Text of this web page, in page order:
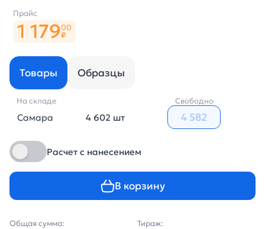
Прайс
1 17900
₽
Товары Образцы
На складе
Самара 4 602 шт
Свободно
Расчет с нанесением
В корзину
Общая сумма: Тираж: